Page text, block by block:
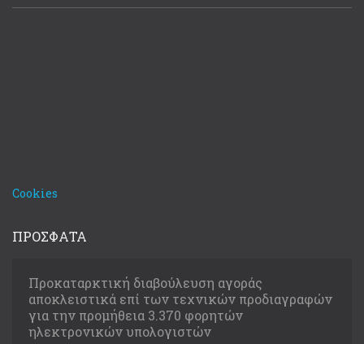
Cookies
ΠΡΟΣΦΑΤΑ
Προκαταρκτική διαβούλευση αγοράς
αποκλειστικά επί των τεχνικών προδιαγραφών
για την προμήθεια 3.370 φορητών
ηλεκτρονικών υπολογιστών